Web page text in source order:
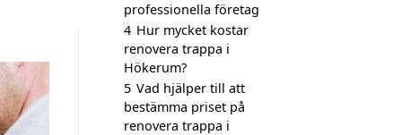
professionella företag
4 Hur mycket kostar
renovera trappa i
Hökerum?
5 Vad hjälper till att
bestämma priset på
renovera trappa i